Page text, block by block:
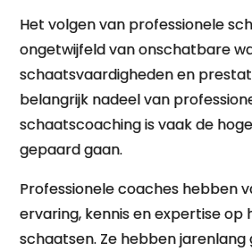
Het volgen van professionele
ongetwijfeld van onschatbare
schaatsvaardigheden en
belangrijk nadeel van
schaatscoaching is vaak de
gepaard gaan.
Professionele coaches hebben
ervaring, kennis en expertise op
schaatsen. Ze hebben